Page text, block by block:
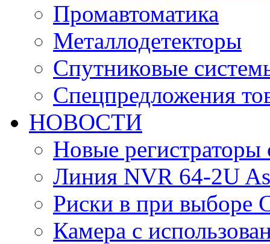
Промавтоматика
Металлодетекторы
Спутниковые
Спецпредложения
НОВОСТИ
Новые регистраторы
Линия NVR 64-2U
Риски в при выборе
Камера с